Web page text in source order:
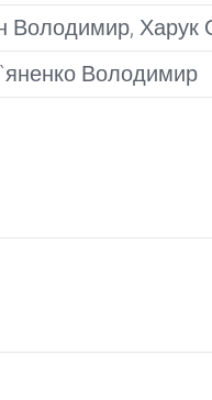
Володимир, Харук
Володимир